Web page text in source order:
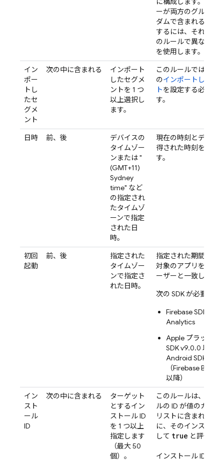
ーが両方のグループ
ダムで含まれること
するには、それぞれ
のルールで異なるシ
を使用します。
イン
ポー
トし
たセ
グメ
ント
次の中に含まれる
インポート
したセグメ
ントを 1 つ
以上選択し
ます。
このルールでは、カ
のインポートしたセ
トを設定する必要が
す。
日時 前、後
デバイスの
タイムゾー
ンまたは "
(GMT+11)
Sydney
time" など
の指定され
たタイムゾ
ーンで指定
された日
時。
現在の時刻とデバイ
得された時刻を比較
す。
初回
起動
前、後
指定された
タイムゾー
ンで指定さ
れた日時。
指定された期間内に
対象のアプリを起動
ーザーと一致します
次の SDK が必要です
Firebase SDK for
Analytics
Apple プラットフ
SDK v9.0.0 以降
Android SDK
（Firebase BoM
以降）
イン
スト
ール
ID
次の中に含まれる
ターゲット
とするイン
ストール ID
を 1 つ以上
指定します
（最大 50
個）。
このルールは、イン
ルの ID が値のカンマ
リストに含まれてい
に、そのインストー
して true と評価し
インストール ID を取